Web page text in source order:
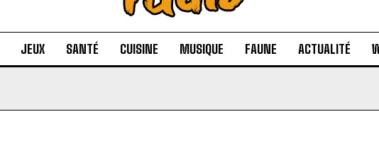
JEUX SANTÉ CUISINE MUSIQUE FAUNE ACTUALITÉ